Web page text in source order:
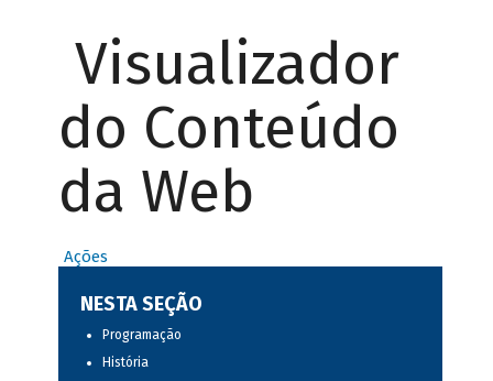
Visualizador
do Conteúdo
da Web
Ações
NESTA SEÇÃO
Programação
História